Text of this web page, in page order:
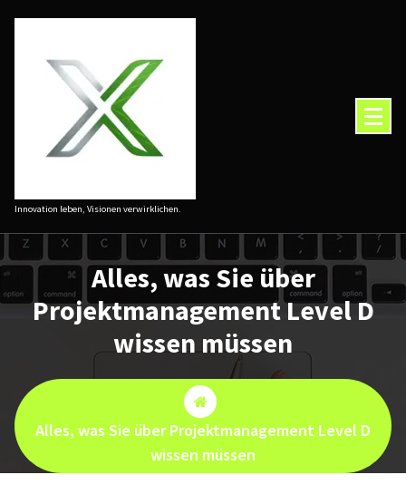
Innovation leben, Visionen verwirklichen.
Alles, was Sie über
Projektmanagement Level D
wissen müssen
Alles, was Sie über Projektmanagement Level D
wissen müssen